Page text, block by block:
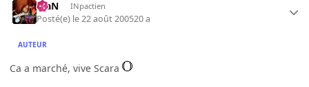
KiaN INpactien
Posté(e) le 22 août 200520 a
AUTEUR
Ca a marché, vive Scara